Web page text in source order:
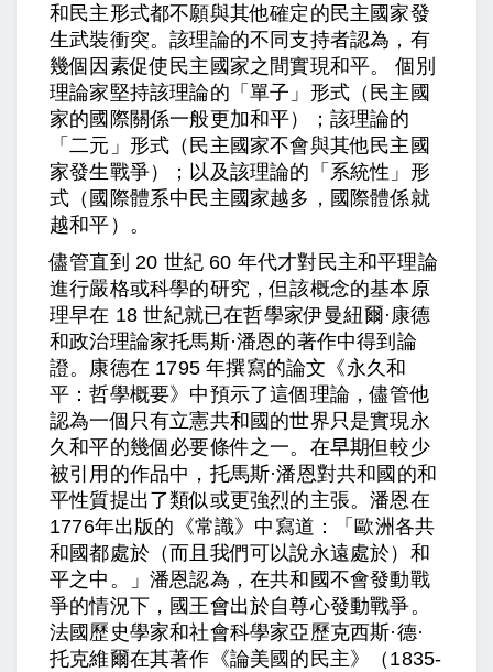
和民主形式都不願與其他確定的民主國家發
生武裝衝突。該理論的不同支持者認為，有
幾個因素促使民主國家之間實現和平。 個別
理論家堅持該理論的「單子」形式（民主國
家的國際關係一般更加和平）；該理論的
「二元」形式（民主國家不會與其他民主國
家發生戰爭）；以及該理論的「系統性」形
式（國際體系中民主國家越多，國際體係就
越和平）。
儘管直到 20 世紀 60 年代才對民主和平理論
進行嚴格或科學的研究，但該概念的基本原
理早在 18 世紀就已在哲學家伊曼紐爾·康德
和政治理論家托馬斯·潘恩的著作中得到論
證。康德在 1795 年撰寫的論文《永久和
平：哲學概要》中預示了這個理論，儘管他
認為一個只有立憲共和國的世界只是實現永
久和平的幾個必要條件之一。在早期但較少
被引用的作品中，托馬斯·潘恩對共和國的和
平性質提出了類似或更強烈的主張。潘恩在
1776年出版的《常識》中寫道：「歐洲各共
和國都處於（而且我們可以說永遠處於）和
平之中。」潘恩認為，在共和國不會發動戰
爭的情況下，國王會出於自尊心發動戰爭。
法國歷史學家和社會科學家亞歷克西斯·德·
托克維爾在其著作《論美國的民主》（1835-